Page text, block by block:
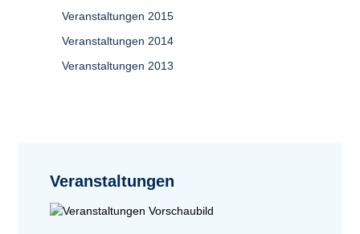
Veranstaltungen 2015
Veranstaltungen 2014
Veranstaltungen 2013
Veranstaltungen